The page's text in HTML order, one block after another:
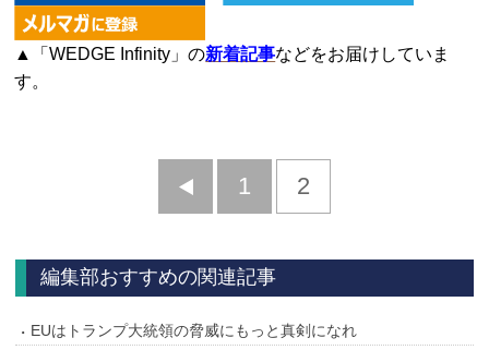
▲「WEDGE Infinity」の新着記事などをお届けしていま
す。
前
1 2
編集部おすすめの関連記事
EUはトランプ大統領の脅威にもっと真剣になれ